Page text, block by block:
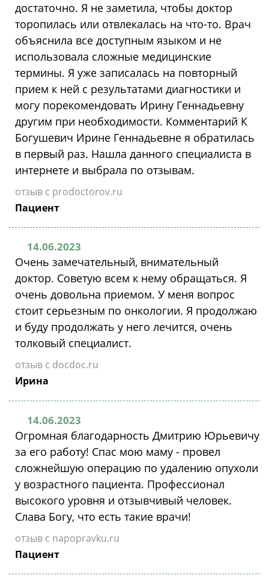
достаточно. Я не заметила, чтобы доктор
торопилась или отвлекалась на что-то. Врач
объяснила все доступным языком и не
использовала сложные медицинские
термины. Я уже записалась на повторный
прием к ней с результатами диагностики и
могу порекомендовать Ирину Геннадьевну
другим при необходимости. Комментарий К
Богушевич Ирине Геннадьевне я обратилась
в первый раз. Нашла данного специалиста в
интернете и выбрала по отзывам.
отзыв с prodoctorov.ru
Пациент
14.06.2023
Очень замечательный, внимательный
доктор. Советую всем к нему обращаться. Я
очень довольна приемом. У меня вопрос
стоит серьезным по онкологии. Я продолжаю
и буду продолжать у него лечится, очень
толковый специалист.
отзыв с docdoc.ru
Ирина
14.06.2023
Огромная благодарность Дмитрию Юрьевичу
за его работу! Спас мою маму - провел
сложнейшую операцию по удалению опухоли
у возрастного пациента. Профессионал
высокого уровня и отзывчивый человек.
Слава Богу, что есть такие врачи!
отзыв с napopravku.ru
Пациент